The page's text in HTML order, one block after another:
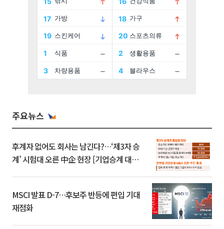
주요뉴스
후계자 없어도 회사는 남긴다?…‘제3자 승
계’ 시험대 오른 中企 현장 [기업승계 대전
MSCI 발표 D-7…후보주 반등에 편입 기대
재점화